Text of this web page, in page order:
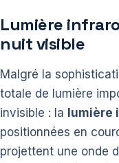
Lumière
nuit visible
Malgré la
totale de lumière
invisible : la lumière
positionnées en
projettent une onde